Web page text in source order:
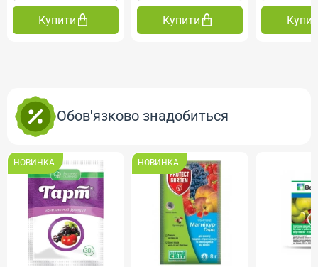
Купити Купити
Обов'язково знадобиться
НОВИНКА НОВИНКА